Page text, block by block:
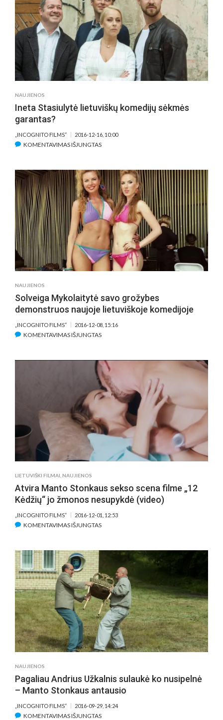
SUKŪRĖ
BŪTENT
TOKĮ
FILMĄ
(VIDEO)
NAUJIENOS
Ineta Stasiulytė lietuviškų komedijų sėkmės
garantas?
„INCOGNITO FILMS“ 2016-12-16, 10:00
KOMENTAVIMAS IŠJUNGTASĮRAŠE
LIETUVIŠKŲ
KOMEDIJŲ
SĖKMĖS
GARANTAS?
NAUJIENOS
Solveiga Mykolaitytė savo grožybes
demonstruos naujoje lietuviškoje komedijoje
„INCOGNITO FILMS“ 2016-12-08, 15:16
KOMENTAVIMAS IŠJUNGTASĮRAŠE
SAVO
GROŽYBES
DEMONSTRUOS
NAUJOJE
LIETUVIŠKOJE
KOMEDIJOJE
LIETUVIŠKI FILMAI NAUJIENOS
Atvira Manto Stonkaus sekso scena filme „12
Kėdžių“ jo žmonos nesupykdė (video)
„INCOGNITO FILMS“ 2016-12-01, 12:53
KOMENTAVIMAS IŠJUNGTASĮRAŠE
STONKAUS
SEKSO
SCENA
FILME
„12
KĖDŽIŲ“
JO
ŽMONOS
NESUPYKDĖ
(VIDEO)
NAUJIENOS
Pagaliau Andrius Užkalnis sulaukė ko nusipelnė
– Manto Stonkaus antausio
„INCOGNITO FILMS“ 2016-09-29, 14:24
KOMENTAVIMAS IŠJUNGTASĮRAŠE